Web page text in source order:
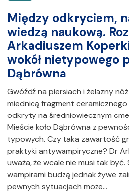
Między odkryciem,
wiedzą naukową.
Arkadiuszem
wokół nietypowego
Dąbrówna
Gwóźdź na piersiach i żelazny
miednicą fragment
odkryty na średniowiecznym
Mieście koło Dąbrówna z
typowych. Czy taka zawartość
praktyki antywampiryczne? Dr
uważa, że wcale nie musi tak być.
wampirami budzą jednak żywe
pewnych sytuacjach może…